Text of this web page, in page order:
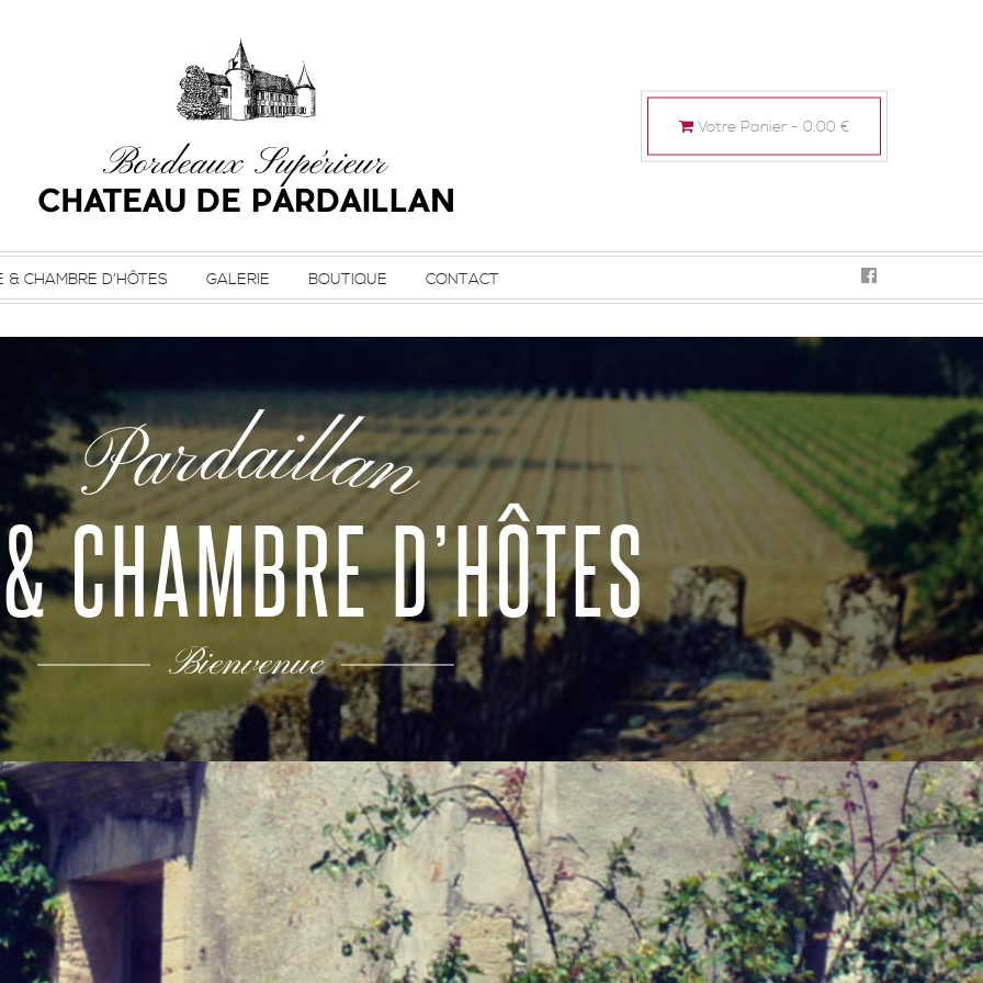
Votre Panier - 0.00 €
& CHAMBRE D’HÔTES GALERIE BOUTIQUE CONTACT
Pardaillan
CHAMBRE D’HÔTES
Bienvenue